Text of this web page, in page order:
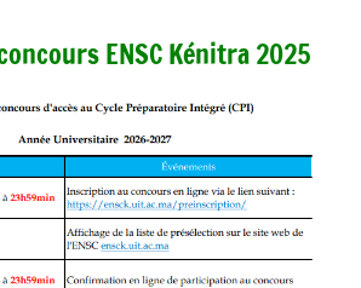
ENSC Kénitra 2025